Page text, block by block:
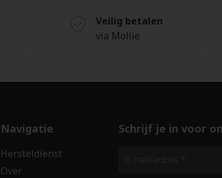
Veilig betalen
via Mollie
Navigatie
Hersteldienst
Over
Schrijf je in voor